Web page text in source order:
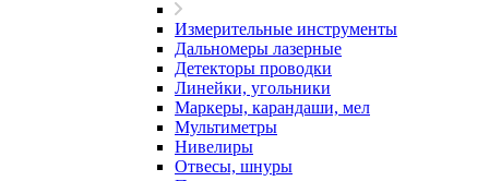
Измерительные инструменты
Дальномеры лазерные
Детекторы проводки
Линейки, угольники
Маркеры, карандаши, мел
Мультиметры
Нивелиры
Отвесы, шнуры